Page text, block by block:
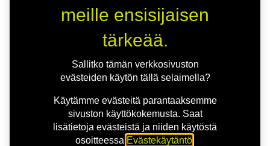
meille ensisijaisen
tärkeää.
Sallitko tämän verkkosivuston
evästeiden käytön tällä selaimella?
Käytämme evästeitä parantaaksemme
sivuston käyttökokemusta. Saat
lisätietoja evästeistä ja niiden käytöstä
osoitteessa Evästekäytäntö